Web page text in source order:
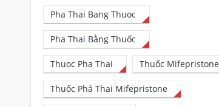
Pha Thai Bang Thuoc
Pha Thai Bằng Thuốc
Thuoc Pha Thai Thuốc Mifepristone
Thuốc Phá Thai Mifepristone